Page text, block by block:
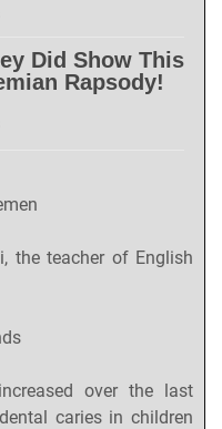
the teacher of English
over the last
caries in children